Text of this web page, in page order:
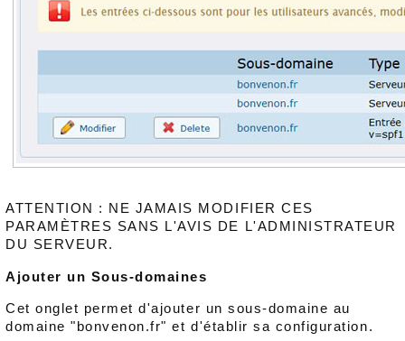
ATTENTION : NE JAMAIS MODIFIER CES
PARAMÈTRES SANS L'AVIS DE L'ADMINISTRATEUR
DU SERVEUR.
Ajouter un Sous-domaines
Cet onglet permet d'ajouter un sous-domaine au
domaine "bonvenon.fr" et d'établir sa configuration.